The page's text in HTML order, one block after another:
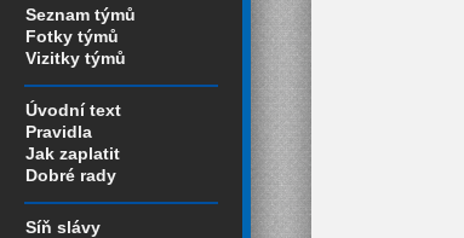
Seznam týmů
Fotky týmů
Vizitky týmů
Úvodní text
Pravidla
Jak zaplatit
Dobré rady
Síň slávy